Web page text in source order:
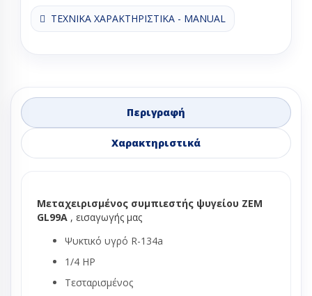
ΤΕΧΝΙΚΑ ΧΑΡΑΚΤΗΡΙΣΤΙΚΑ - MANUAL
Περιγραφή
Χαρακτηριστικά
Μεταχειρισμένος συμπιεστής ψυγείου ZEM
GL99A , εισαγωγής μας
Ψυκτικό υγρό R-134a
1/4 HP
Τεσταρισμένος